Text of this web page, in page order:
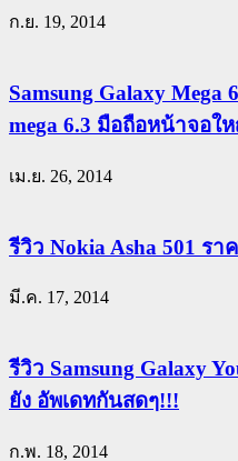
ก.ย. 19, 2014
Samsung Galaxy
mega 6.3 มือถือหน้าจอใ
เม.ย. 26, 2014
รีวิว Nokia Asha 501 รา
มี.ค. 17, 2014
รีวิว Samsung Galaxy
ยัง อัพเดทกันสดๆ!!!
ก.พ. 18, 2014